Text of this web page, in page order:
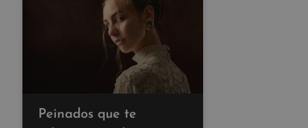
Peinados que te